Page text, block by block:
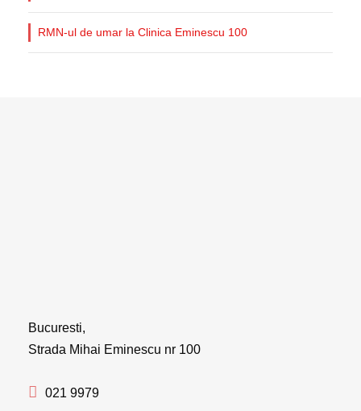
RMN-ul de umar la Clinica Eminescu 100
Bucuresti,
Strada Mihai Eminescu nr 100
021 9979